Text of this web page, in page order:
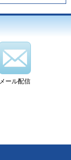
メール配信